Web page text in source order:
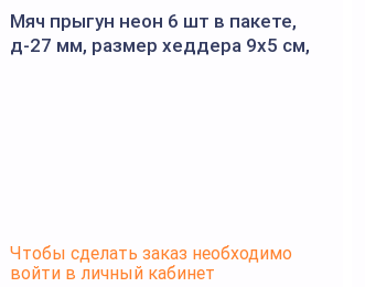
Мяч прыгун неон 6 шт в пакете,
д-27 мм, размер хеддера 9х5 см,
Чтобы сделать заказ необходимо
войти в личный кабинет